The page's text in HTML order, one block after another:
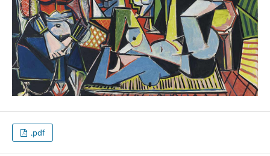
.pdf